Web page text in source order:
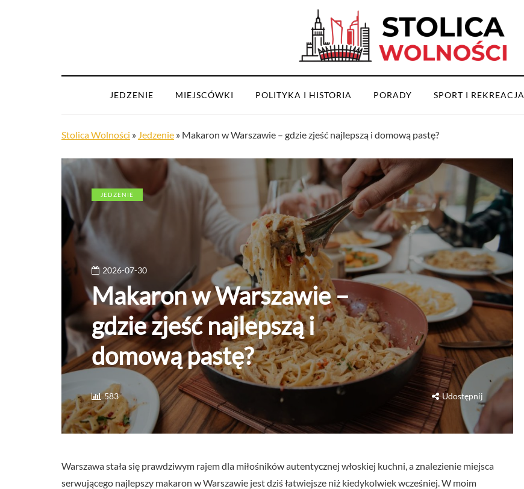
JEDZENIE MIEJSCÓWKI POLITYKA I HISTORIA PORADY SPORT I REKREACJA
Stolica Wolności » Jedzenie » Makaron w Warszawie – gdzie zjeść najlepszą i domową pastę?
JEDZENIE
2026-07-30
Makaron w Warszawie –
gdzie zjeść najlepszą i
domową pastę?
583 Udostępnij
Warszawa stała się prawdziwym rajem dla miłośników autentycznej włoskiej kuchni, a znalezienie miejsca
serwującego najlepszy makaron w Warszawie jest dziś łatwiejsze niż kiedykolwiek wcześniej. W moim